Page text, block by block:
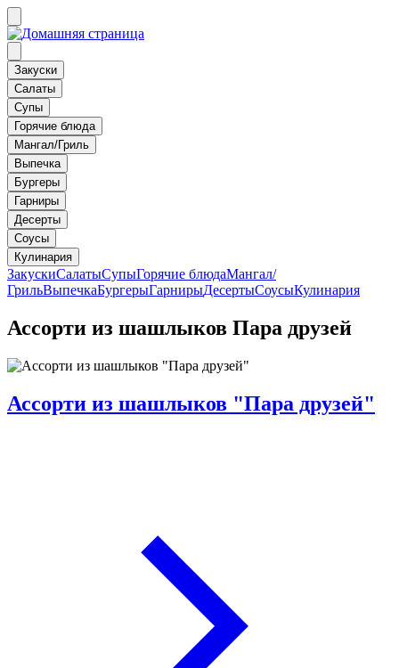
Закуски
Салаты
Супы
Горячие блюда
Мангал/Гриль
Выпечка
Бургеры
Гарниры
Десерты
Соусы
Кулинария
ЗакускиСалатыСупыГорячие блюдаМангал/
ГрильВыпечкаБургерыГарнирыДесертыСоусыКулинария
Ассорти из шашлыков Пара друзей
Ассорти из шашлыков "Пара друзей"